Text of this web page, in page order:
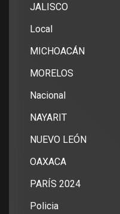
JALISCO
Local
MICHOACÁN
MORELOS
Nacional
NAYARIT
NUEVO LEÓN
OAXACA
PARÍS 2024
Policia